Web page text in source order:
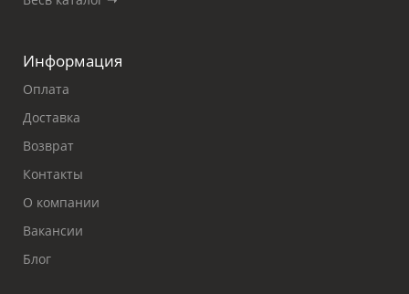
Информация
Оплата
Доставка
Возврат
Контакты
О компании
Вакансии
Блог